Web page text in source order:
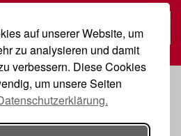
auf unserer Website, um
zu analysieren und damit
verbessern. Diese Cookies
um unsere Seiten